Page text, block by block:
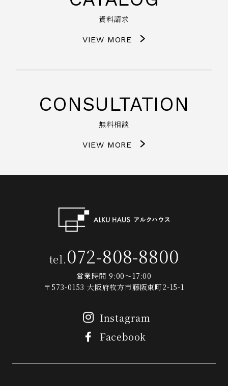
資料請求
VIEW MORE
CONSULTATION
無料相談
VIEW MORE
tel.072-808-8800
営業時間 9:00～17:00
〒573-0153 大阪府枚方市藤阪東町2-15-1
Instagram
Facebook